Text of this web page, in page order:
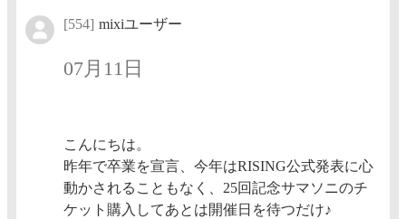
[554] mixiユーザー
07月11日
こんにちは。
昨年で卒業を宣言、今年はRISING公式発表に心
動かされることもなく、25回記念サマソニのチ
ケット購入してあとは開催日を待つだけ♪